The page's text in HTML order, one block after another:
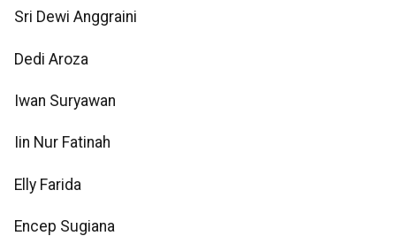
Sri Dewi Anggraini
Dedi Aroza
Iwan Suryawan
Iin Nur Fatinah
Elly Farida
Encep Sugiana